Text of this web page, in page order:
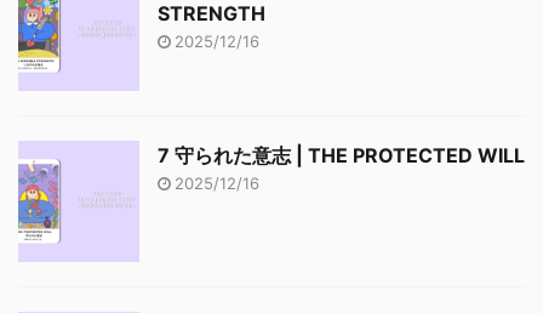
STRENGTH
2025/12/16
7 守られた意志 | THE PROTECTED WILL
2025/12/16